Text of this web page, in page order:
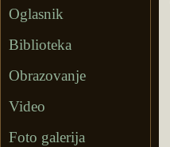
Oglasnik
Biblioteka
Obrazovanje
Video
Foto galerija